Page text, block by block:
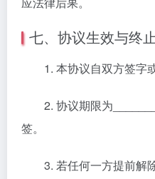
七、协议生效与终
1. 本协议自双方签字或
2. 协议期限为
签。
3. 若任何一方提前解